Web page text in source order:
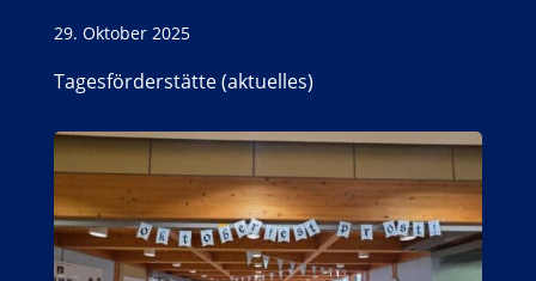
29. Oktober 2025
Tagesförderstätte (aktuelles)